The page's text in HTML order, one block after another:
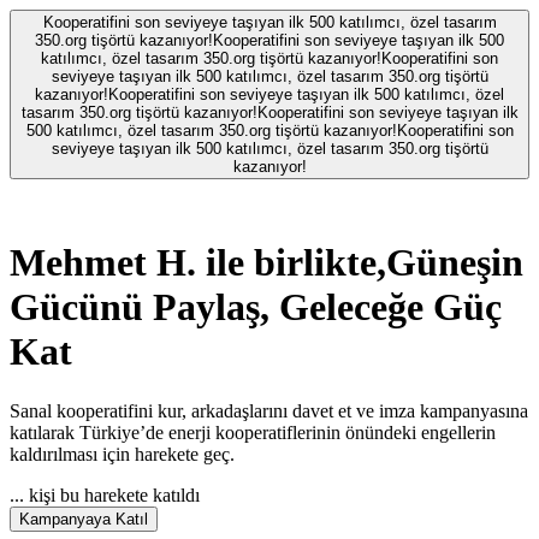
Kooperatifini son seviyeye taşıyan ilk 500 katılımcı, özel tasarım
350.org tişörtü kazanıyor! Kooperatifini son seviyeye taşıyan ilk 500
katılımcı, özel tasarım 350.org tişörtü kazanıyor! Kooperatifini son
seviyeye taşıyan ilk 500 katılımcı, özel tasarım 350.org tişörtü
kazanıyor! Kooperatifini son seviyeye taşıyan ilk 500 katılımcı, özel
tasarım 350.org tişörtü kazanıyor! Kooperatifini son seviyeye taşıyan ilk
500 katılımcı, özel tasarım 350.org tişörtü kazanıyor! Kooperatifini son
seviyeye taşıyan ilk 500 katılımcı, özel tasarım 350.org tişörtü
kazanıyor!
Mehmet H. ile birlikte,Güneşin
Gücünü Paylaş, Geleceğe Güç
Kat
Sanal kooperatifini kur, arkadaşlarını davet et ve imza kampanyasına
katılarak Türkiye’de enerji kooperatiflerinin önündeki engellerin
kaldırılması için harekete geç.
... kişi bu harekete katıldı
Kampanyaya Katıl